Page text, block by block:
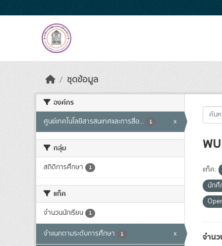
ชุดข้อมูล
องค์กร
ศูนย์เทคโนโลยีสารสนเทศและการสื่อ... 1 x
กลุ่ม
สถิติการศึกษา 1
แท็ค
จำนวนนักเรียน 1
จำแนกตามระดับการศึกษา 1 x
พ
แท็ค:
นักศึ
จำน